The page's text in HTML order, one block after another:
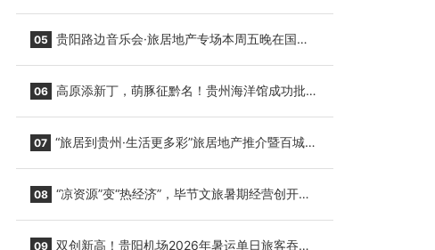
05 贵阳路边音乐会·旅居地产专场本周五晚在国际
06 高原添新丁，萌豚征黔名！贵州海洋馆成功批量
07 “旅居到贵州·生活更多彩”旅居地产推介暨百城千
08 “凉资源”变“热经济”，毕节文旅暑期经营创开门
09 双创新高！贵阳机场2026年暑运单日旅客吞吐